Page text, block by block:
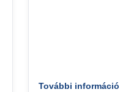
További információ